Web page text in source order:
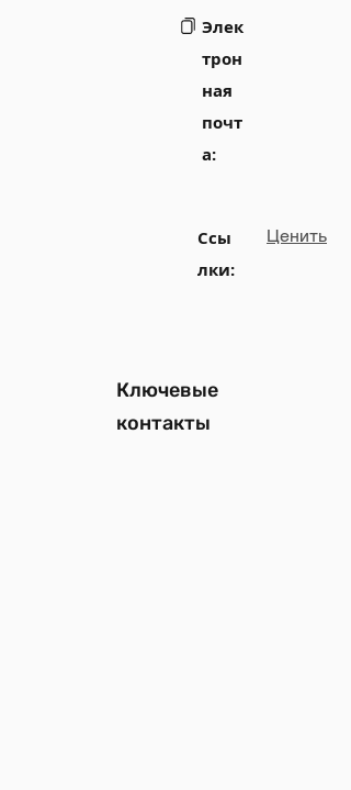
Элек
трон
ная
почт
а:
Ссы
лки:
Ценить
Ключевые
контакты